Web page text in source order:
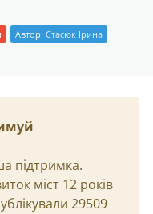
Автор: Стасюк Ірина
підтримка.
міст 12 років
29509